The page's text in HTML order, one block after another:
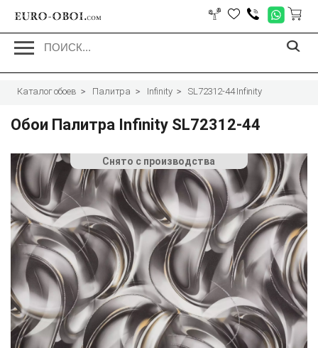
EURO-OBOI.com
Каталог обоев Палитра Infinity SL72312-44 Infinity
Обои Палитра Infinity SL72312-44